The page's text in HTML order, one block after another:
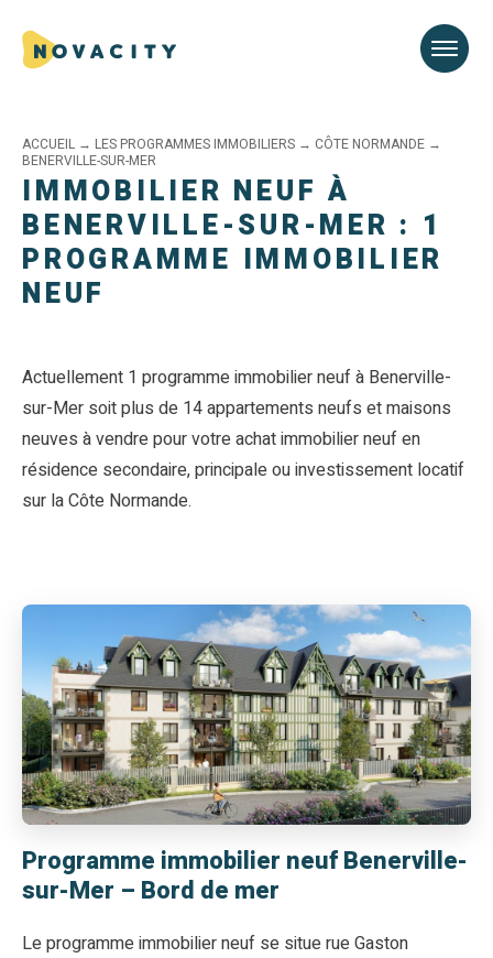
ACCUEIL → LES PROGRAMMES IMMOBILIERS → CÔTE NORMANDE →
BENERVILLE-SUR-MER
IMMOBILIER NEUF À
BENERVILLE-SUR-MER : 1
PROGRAMME IMMOBILIER
NEUF
Actuellement 1 programme immobilier neuf à Benerville-
sur-Mer soit plus de 14 appartements neufs et maisons
neuves à vendre pour votre achat immobilier neuf en
résidence secondaire, principale ou investissement locatif
sur la Côte Normande.
Programme immobilier neuf Benerville-
sur-Mer – Bord de mer
Le programme immobilier neuf se situe rue Gaston